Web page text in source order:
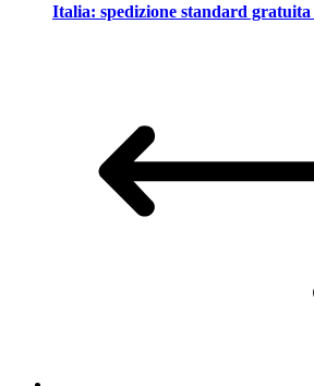
Italia: spedizione standard gratuita